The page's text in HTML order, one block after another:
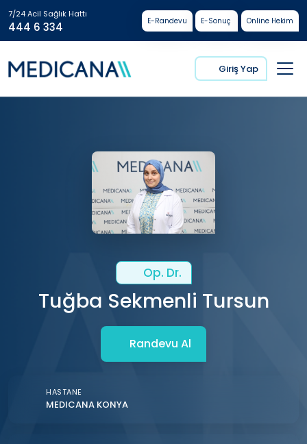
7/24 Acil Sağlık Hattı
444 6 334 E-Randevu E-Sonuç Online Hekim
Giriş Yap
Op. Dr.
Tuğba Sekmenli Tursun
Randevu Al
HASTANE
MEDICANA KONYA